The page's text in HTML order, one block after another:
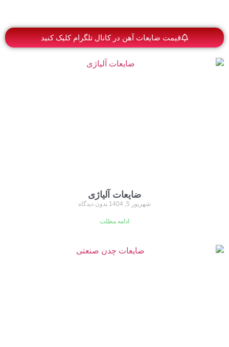
قیمت ضایعات آهن در کانال تلگرام کلیک کنید
ضایعات آلیاژی
شهریور 5, 1404 بدون دیدگاه
ادامه مطلب